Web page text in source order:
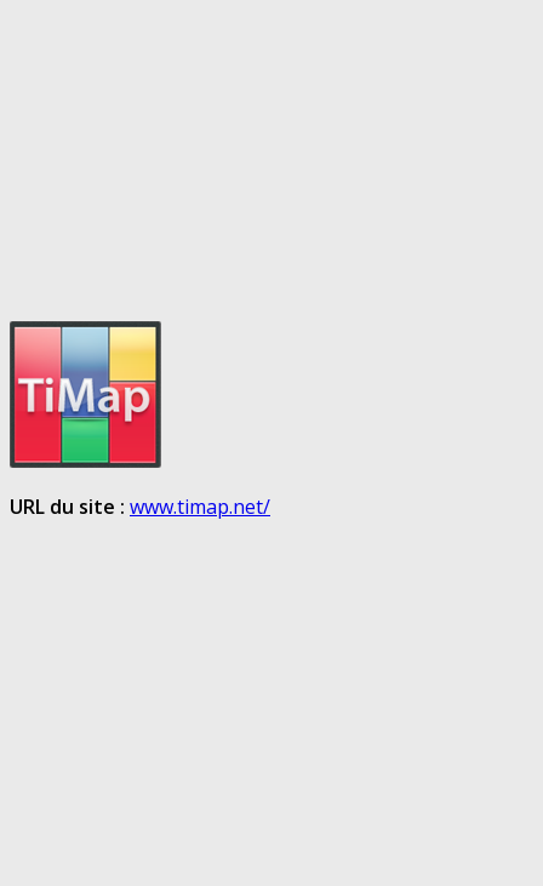
URL du site : www.timap.net/